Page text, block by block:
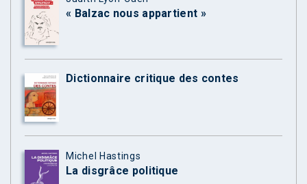
« Balzac nous appartient »
Dictionnaire critique des contes
Michel Hastings
La disgrâce politique